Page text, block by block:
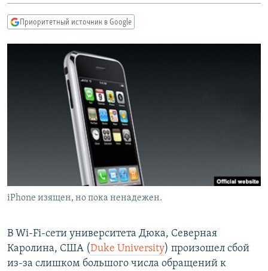
главной
навигации
Вернутся
КУЛЬТУРА
IDEL.РЕАЛИИ
КАВКАЗ.РЕАЛИИ
СЕВЕР.РЕАЛИИ
СИБИРЬ.РЕАЛИИ
РАСПИСАНИЕ ВЕЩАНИЯ
ПОДПИШИТЕСЬ НА РАССЫЛКУ
СОЦИАЛЬНЫЕ СЕТИ
Все сайты РСЕ/РС
Приоритетный источник в Google
iPhone изящен, но пока ненадежен.
В Wi-Fi-сети университета Дюка, Северная
Каролина, США (Duke University) произошел сбой
из-за слишком большого числа обращений к